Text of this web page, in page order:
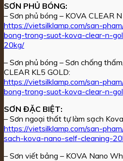
SƠN PHỦ BÓNG:
– Sơn phủ bóng – KOVA CLEAR
https://vietsilklamp.com/san-
bong-trong-suot-kova-clear-n-
20kg/
– Sơn phủ bóng – Sơn chống
CLEAR KL5 GOLD:
https://vietsilklamp.com/san-
bong-trong-suot-kova-clear-n-
SƠN ĐẶC BIỆT:
– Sơn ngoại thất tự làm sạch
https://vietsilklamp.com/san-
sach-kova-nano-self-cleaning-
– Sơn viết bảng – KOVA Nano